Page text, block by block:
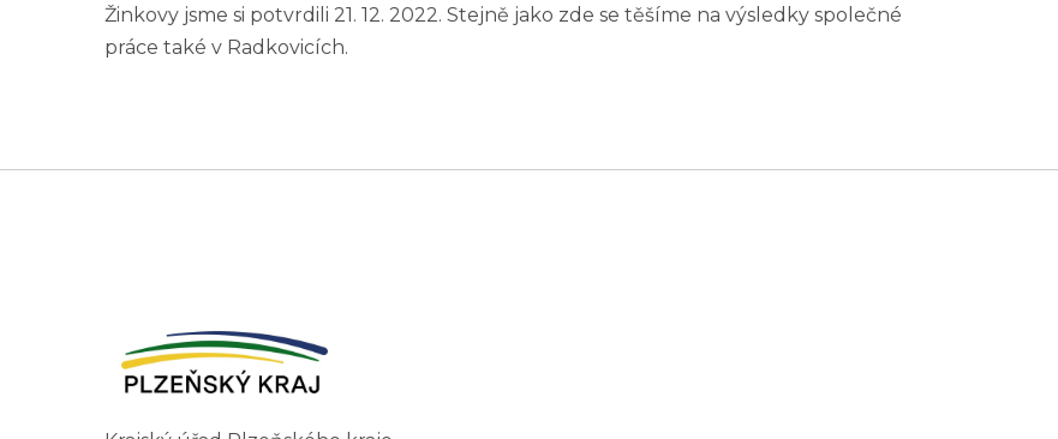
Žinkovy jsme si potvrdili 21. 12. 2022. Stejně jako zde se těšíme na výsledky společné
práce také v Radkovicích.